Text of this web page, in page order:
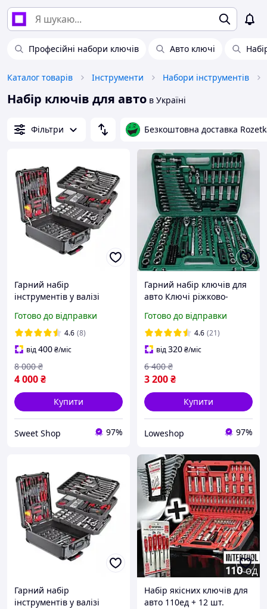
Професійні набори ключів Авто ключі
Каталог товарів Інструменти Набори інструментів
Набір ключів для авто в Україні
Фільтри Безкоштовна доставка
Гарний набір
інструментів у валізі
Ключів для Авто в Кейсі
Набори ручного
інструменту 399од
Готово до відправки
4.6 (8)
від400₴/міс
4 000₴
8 000 ₴
Купити
Sweet Shop 97%
Гарний набір ключів для
авто Ключі ріжково-
інструмента у валізі 216
предметів
Готово до відправки
4.6 (21)
від320₴/міс
3 200₴
6 400 ₴
Купити
Loweshop 97%
Гарний набір
інструментів у валізі
Набір якісних ключів для
авто 110ед + 12 шт.